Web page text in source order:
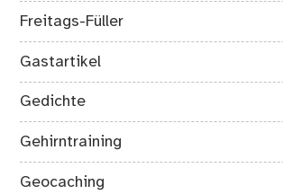
Freitags-Füller
Gastartikel
Gedichte
Gehirntraining
Geocaching